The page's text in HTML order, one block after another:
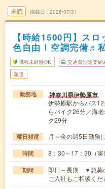
未読 掲載日 2026/07/31
【時給1500円】ス
色自由！空調完備♬
職種未経験OK 交通費別途支給
派遣
勤務地 神奈川県伊勢原市
伊勢原駅からバス
らバイク26分／海
ク29分
曜日頻度 月～金の週5日勤務
時間 8：30～17：30（
期間
即日～長期 ▼急募
ご入社もご相談くだ